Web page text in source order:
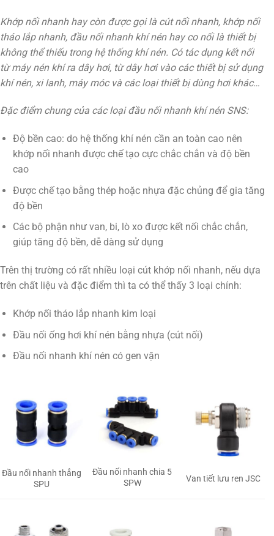
Khớp nối nhanh hay còn được gọi là cút nối nhanh, khớp nối
tháo lắp nhanh, đầu nối nhanh khí nén hay co nối là thiết bị
không thể thiếu trong hệ thống khí nén. Có tác dụng kết nối
từ máy nén khí ra dây hơi, từ dây hơi vào các thiết bị sử dụng
khí nén, xi lanh, máy móc và các loại thiết bị dùng hơi khác…
Đặc điểm chung của các loại đầu nối nhanh khí nén SNS:
Độ bền cao: do hệ thống khí nén cần an toàn cao nên
khớp nối nhanh được chế tạo cực chắc chắn và độ bền
cao
Được chế tạo bằng thép hoặc nhựa đặc chủng để gia tăng
độ bền
Các bộ phận như van, bi, lò xo được kết nối chắc chắn,
giúp tăng độ bền, dễ dàng sử dụng
Trên thị trường có rất nhiều loại cút khớp nối nhanh, nếu dựa
trên chất liệu và đặc điểm thì ta có thể thấy 3 loại chính:
Khớp nối tháo lắp nhanh kim loại
Đầu nối ống hơi khí nén bằng nhựa (cút nối)
Đầu nối nhanh khí nén có gen vặn
Đầu nối nhanh thẳng
SPU
Đầu nối nhanh chia 5
SPW
Van tiết lưu ren JSC